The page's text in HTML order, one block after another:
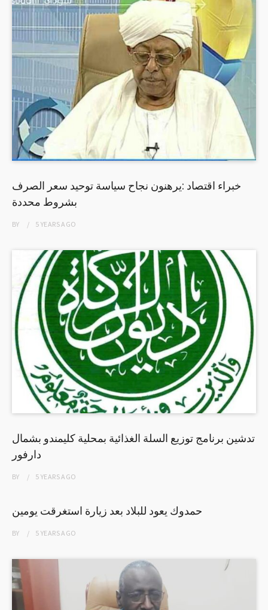
خبراء اقتصاد :يرهنون نجاح سياسة توحيد سعر الصرف
بشروط محددة
BY 5 YEARSAGO
تدشين برنامج توزيع السلة الغذائية بمحلية كليمندو بشمال
دارفور
BY 5 YEARSAGO
حمدوك يعود للبلاد بعد زيارة استغرقت يومين
BY 5 YEARSAGO